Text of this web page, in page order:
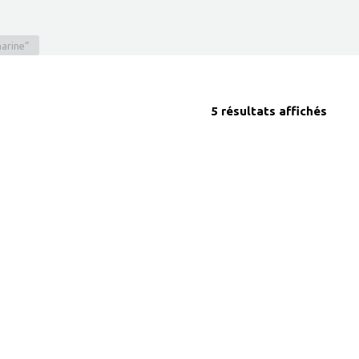
5 résultats affichés